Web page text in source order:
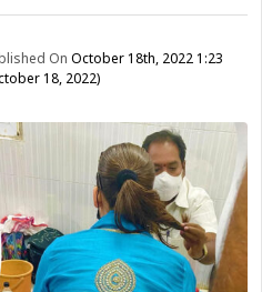
OnOctober 18th, 2022 1:23
18, 2022)